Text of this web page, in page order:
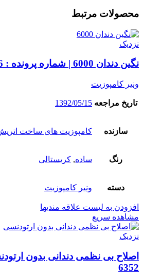
محصولات مرتبط
نزدیک
نگین دندان 6000 | شماره پرونده : 6
ونیر کامپوزیت
تاریخ مراجعه 1392/05/15
سازنده کامپوزیت های ساخت
رنگ ساده, کریستالی
دسته ونیر کامپوزیت
افزودن به لیست علاقه مندیها
مشاهده سریع
نزدیک
اصلاح بی نظمی دندانی بدون
6352